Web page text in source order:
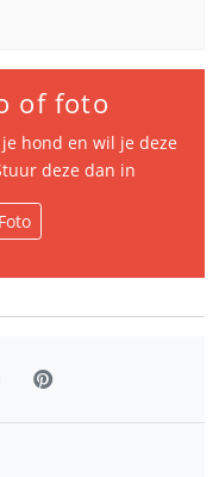
of foto
hond en wil je deze
deze dan in
Foto